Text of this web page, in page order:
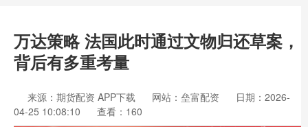
万达策略 法国此时通过文物归还草案，
背后有多重考量
来源：期货配资 APP下载 网站：垒富配资
日期：2026-
04-25 10:08:10
查看：160